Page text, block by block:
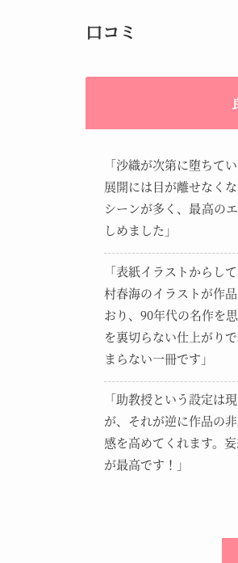
口コミ
「沙織が次第に堕ちて
展開には目が離せなく
シーンが多く、最高の
しめました」
「表紙イラストからし
村春海のイラストが作
おり、90年代の名作を
を裏切らない仕上がり
まらない一冊です」
「助教授という設定は
が、それが逆に作品の
感を高めてくれます。
が最高です！」